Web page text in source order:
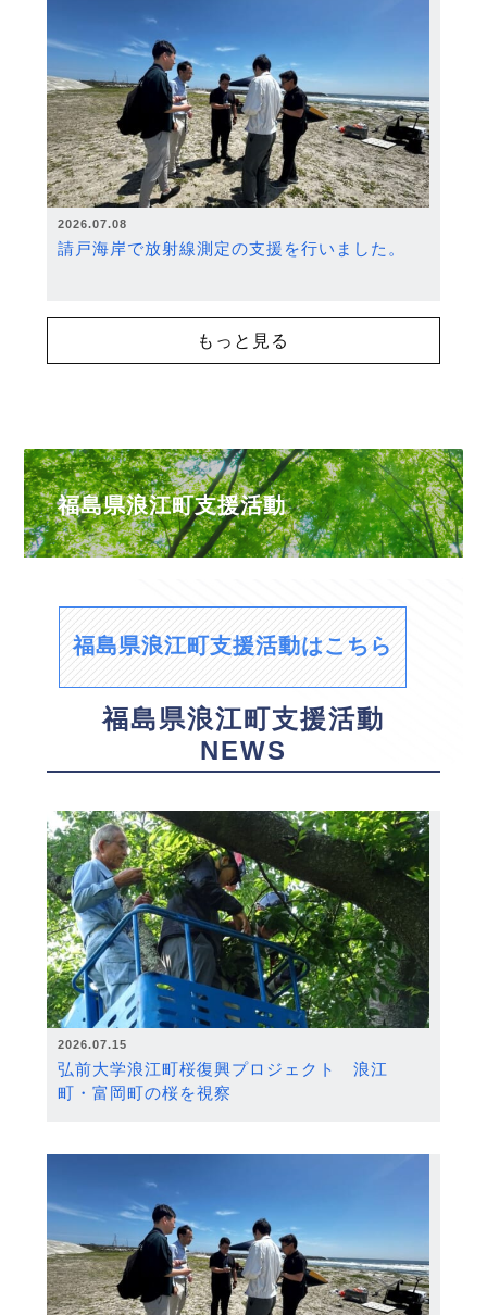
2026.07.08
請戸海岸で放射線測定の支援を行いました。
もっと見る
福島県浪江町支援活動
福島県浪江町支援活動はこちら
福島県浪江町支援活動
NEWS
2026.07.15
弘前大学浪江町桜復興プロジェクト 浪江
町・富岡町の桜を視察